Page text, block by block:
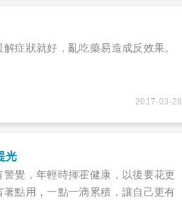
症狀就好，亂吃藥易造成反效果。
2017-03-28
光
覺，年輕時揮霍健康，以後要花更
點用，一點一滴累積，讓自己更有